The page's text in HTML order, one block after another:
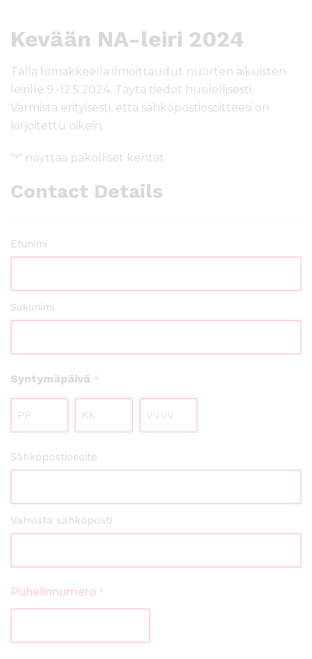
Kevään NA-leiri 2024
Tällä lomakkeella ilmoittaudut nuorten aikuisten
leirille 9.-12.5.2024. Täytä tiedot huolellisesti.
Varmista erityisesti, että sähköpostiosoitteesi on
kirjoitettu oikein.
"*" näyttää pakolliset kentät
Contact Details
Name
Etunimi
Sukunimi
Syntymäpäivä *
Päivä Kuukausi Vuosi
Email
Sähköpostiosoite
Vahvista sähköposti
Puhelinnumero *